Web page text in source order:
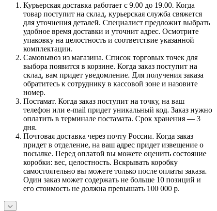
Курьерская доставка работает с 9.00 до 19.00. Когда
товар поступит на склад, курьерская служба свяжется
для уточнения деталей. Специалист предложит выбрать
удобное время доставки и уточнит адрес. Осмотрите
упаковку на целостность и соответствие указанной
комплектации.
Самовывоз из магазина. Список торговых точек для
выбора появится в корзине. Когда заказ поступит на
склад, вам придет уведомление. Для получения заказа
обратитесь к сотруднику в кассовой зоне и назовите
номер.
Постамат. Когда заказ поступит на точку, на ваш
телефон или e-mail придет уникальный код. Заказ нужно
оплатить в терминале постамата. Срок хранения — 3
дня.
Почтовая доставка через почту России. Когда заказ
придет в отделение, на ваш адрес придет извещение о
посылке. Перед оплатой вы можете оценить состояние
коробки: вес, целостность. Вскрывать коробку
самостоятельно вы можете только после оплаты заказа.
Один заказ может содержать не больше 10 позиций и
его стоимость не должна превышать 100 000 р.